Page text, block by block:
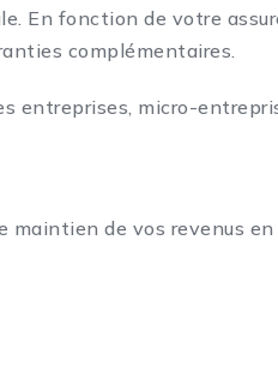
En fonction de votre
complémentaires.
entreprises, micro-
maintien de vos revenus en